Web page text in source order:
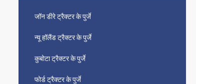
जॉन डीरे ट्रैक्टर के पुर्जे
न्यू हॉलैंड ट्रैक्टर के पुर्जे
कुबोटा ट्रैक्टर के पुर्जे
फोर्ड ट्रैक्टर के पुर्जे